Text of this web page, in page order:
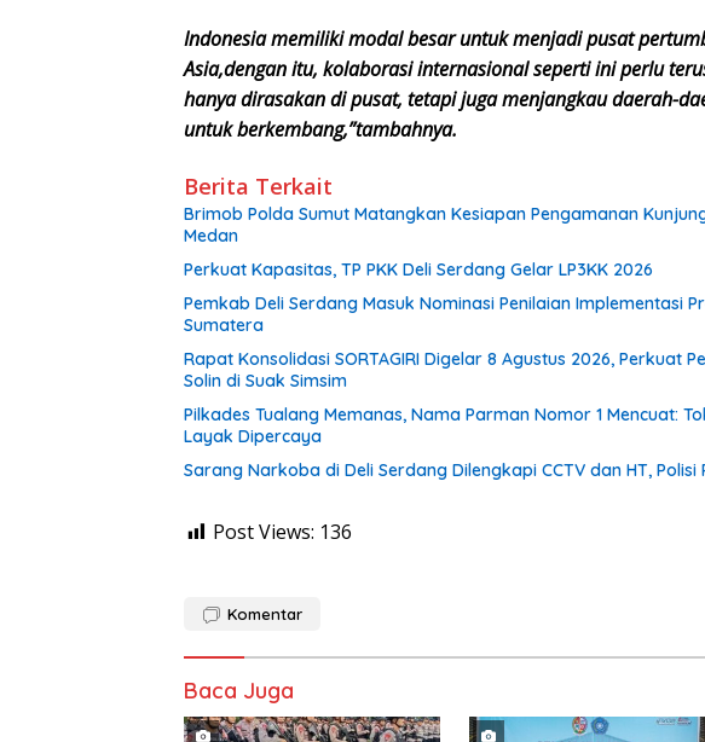
Indonesia memiliki modal besar untuk menjadi pusat
Asia,dengan itu, kolaborasi internasional seperti ini perlu
hanya dirasakan di pusat, tetapi juga menjangkau daerah-
untuk berkembang,”tambahnya.
Berita Terkait
Brimob Polda Sumut Matangkan Kesiapan Pengamanan
Medan
Perkuat Kapasitas, TP PKK Deli Serdang Gelar LP3KK 2026
Pemkab Deli Serdang Masuk Nominasi Penilaian Implementasi
Sumatera
Rapat Konsolidasi SORTAGIRI Digelar 8 Agustus 2026, Perkuat
Solin di Suak Simsim
Pilkades Tualang Memanas, Nama Parman Nomor 1 Mencuat:
Layak Dipercaya
Sarang Narkoba di Deli Serdang Dilengkapi CCTV dan HT,
Post Views: 136
Komentar
Baca Juga